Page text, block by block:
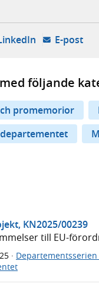
flik, extern
i ny flik, extern
- öppnas i ny
E-post-
följande
promemorior
KN2025/00239
till EU-
·